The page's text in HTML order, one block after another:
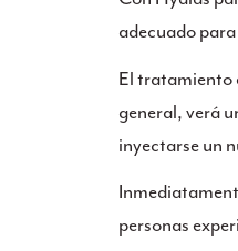
adecuado
El tratamiento
general, verá
inyectarse un
personas